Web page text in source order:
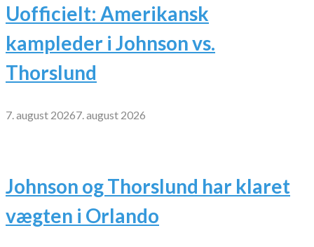
Uofficielt: Amerikansk
kampleder i Johnson vs.
Thorslund
7. august 20267. august 2026
Johnson og Thorslund har klaret
vægten i Orlando